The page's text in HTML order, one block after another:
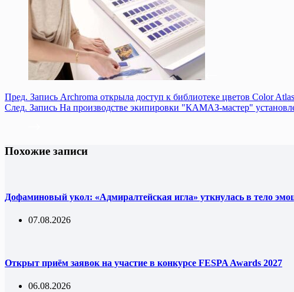
Пред. Запись Archroma открыла доступ к библиотеке цветов Color Atlas
След. Запись На производстве экипировки "КАМАЗ-мастер"
Похожие записи
Дофаминовый укол: «Адмиралтейская игла» уткнулась в тело
07.08.2026
Открыт приём заявок на участие в конкурсе FESPA Awards 2027
06.08.2026